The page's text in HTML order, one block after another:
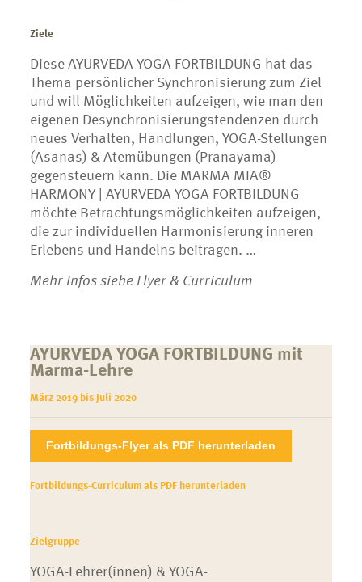
Ziele
Diese AYURVEDA YOGA FORTBILDUNG hat das
Thema persönlicher Synchronisierung zum Ziel
und will Möglichkeiten aufzeigen, wie man den
eigenen Desynchronisierungstendenzen durch
neues Verhalten, Handlungen, YOGA-Stellungen
(Asanas) & Atemübungen (Pranayama)
gegensteuern kann. Die MARMA MIA®
HARMONY | AYURVEDA YOGA FORTBILDUNG
möchte Betrachtungsmöglichkeiten aufzeigen,
die zur individuellen Harmonisierung inneren
Erlebens und Handelns beitragen. …
Mehr Infos siehe Flyer & Curriculum
AYURVEDA YOGA FORTBILDUNG mit
Marma-Lehre
März 2019 bis Juli 2020
Fortbildungs-Flyer als PDF herunterladen
Fortbildungs-Curriculum als PDF herunterladen
Zielgruppe
YOGA-Lehrer(innen) & YOGA-